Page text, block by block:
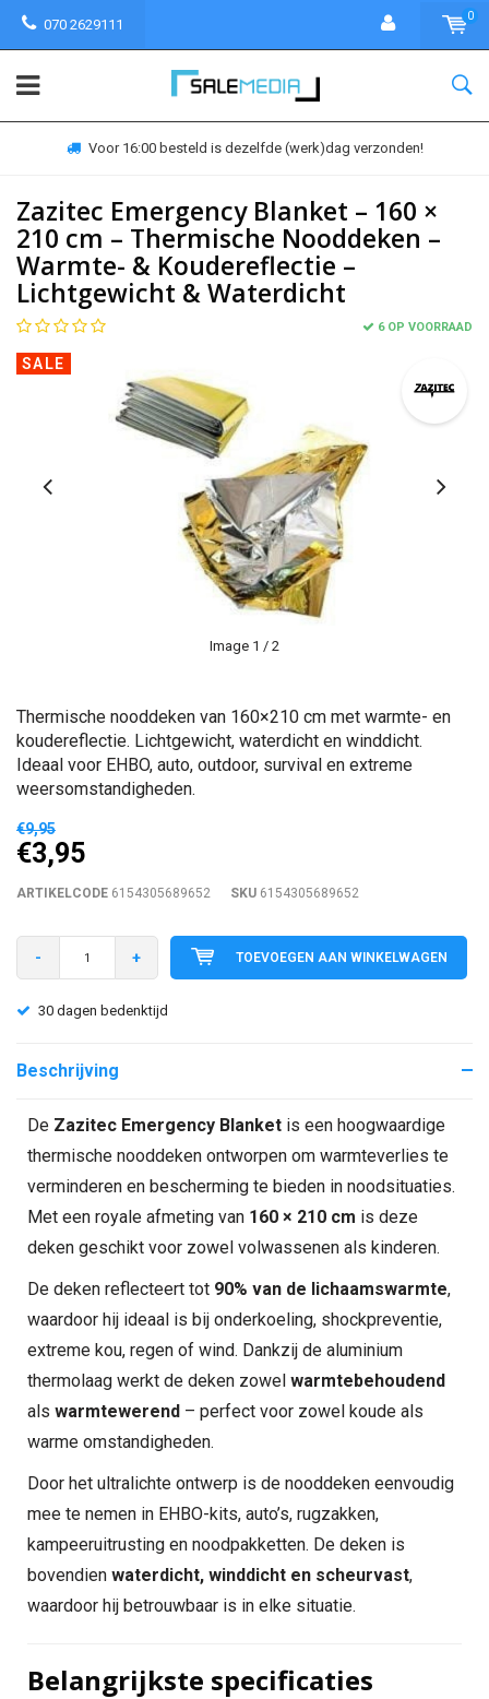
070 2629111
0
30 dagen bedenktijd
Zazitec Emergency Blanket – 160 ×
210 cm – Thermische Nooddeken –
Warmte- & Koudereflectie –
Lichtgewicht & Waterdicht
6 OP VOORRAAD
SALE
Image 1 / 2
Thermische nooddeken van 160×210 cm met warmte- en
koudereflectie. Lichtgewicht, waterdicht en winddicht.
Ideaal voor EHBO, auto, outdoor, survival en extreme
weersomstandigheden.
€9,95
€3,95
ARTIKELCODE 6154305689652 SKU 6154305689652
- + TOEVOEGEN AAN WINKELWAGEN
Voor 16:00 besteld is dezelfde (werk)dag verzonden!
Beschrijving
De Zazitec Emergency Blanket is een hoogwaardige
thermische nooddeken ontworpen om warmteverlies te
verminderen en bescherming te bieden in noodsituaties.
Met een royale afmeting van 160 × 210 cm is deze
deken geschikt voor zowel volwassenen als kinderen.
De deken reflecteert tot 90% van de lichaamswarmte,
waardoor hij ideaal is bij onderkoeling, shockpreventie,
extreme kou, regen of wind. Dankzij de aluminium
thermolaag werkt de deken zowel warmtebehoudend
als warmtewerend – perfect voor zowel koude als
warme omstandigheden.
Door het ultralichte ontwerp is de nooddeken eenvoudig
mee te nemen in EHBO-kits, auto’s, rugzakken,
kampeeruitrusting en noodpakketten. De deken is
bovendien waterdicht, winddicht en scheurvast,
waardoor hij betrouwbaar is in elke situatie.
Belangrijkste specificaties